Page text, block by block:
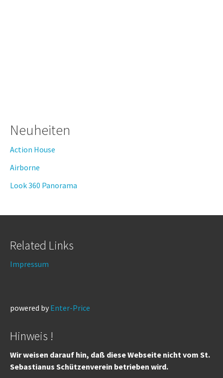
Neuheiten
Action House
Airborne
Look 360 Panorama
Related Links
Impressum
powered by Enter-Price
Hinweis !
Wir weisen darauf hin, daß diese Webseite nicht vom St.
Sebastianus Schützenverein betrieben wird.